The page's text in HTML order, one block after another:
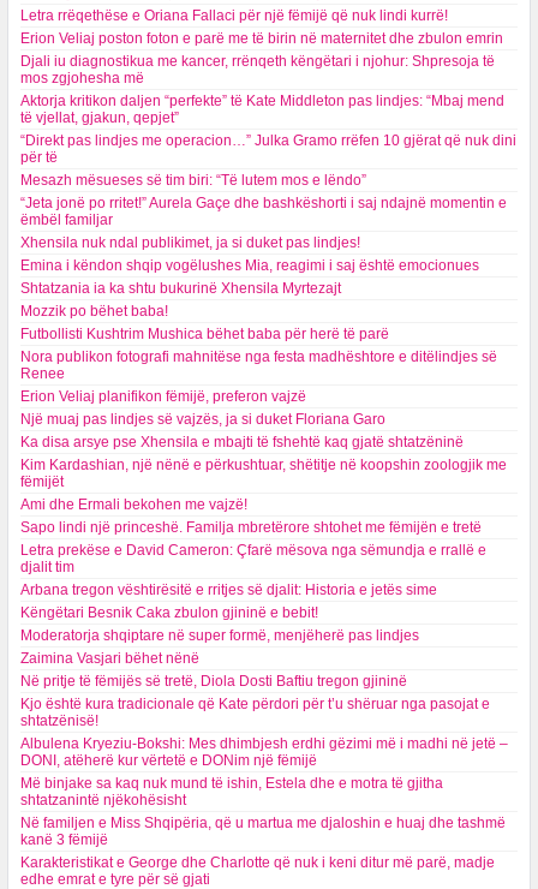
Letra rrëqethëse e Oriana Fallaci për një fëmijë që nuk lindi kurrë!
Erion Veliaj poston foton e parë me të birin në maternitet dhe zbulon emrin
Djali iu diagnostikua me kancer, rrënqeth këngëtari i njohur: Shpresoja të
mos zgjohesha më
Aktorja kritikon daljen “perfekte” të Kate Middleton pas lindjes: “Mbaj mend
të vjellat, gjakun, qepjet”
“Direkt pas lindjes me operacion…” Julka Gramo rrëfen 10 gjërat që nuk dini
për të
Mesazh mësueses së tim biri: “Të lutem mos e lëndo”
“Jeta jonë po rritet!” Aurela Gaçe dhe bashkëshorti i saj ndajnë momentin e
ëmbël familjar
Xhensila nuk ndal publikimet, ja si duket pas lindjes!
Emina i këndon shqip vogëlushes Mia, reagimi i saj është emocionues
Shtatzania ia ka shtu bukurinë Xhensila Myrtezajt
Mozzik po bëhet baba!
Futbollisti Kushtrim Mushica bëhet baba për herë të parë
Nora publikon fotografi mahnitëse nga festa madhështore e ditëlindjes së
Renee
Erion Veliaj planifikon fëmijë, preferon vajzë
Një muaj pas lindjes së vajzës, ja si duket Floriana Garo
Ka disa arsye pse Xhensila e mbajti të fshehtë kaq gjatë shtatzëninë
Kim Kardashian, një nënë e përkushtuar, shëtitje në koopshin zoologjik me
fëmijët
Ami dhe Ermali bekohen me vajzë!
Sapo lindi një princeshë. Familja mbretërore shtohet me fëmijën e tretë
Letra prekëse e David Cameron: Çfarë mësova nga sëmundja e rrallë e
djalit tim
Arbana tregon vështirësitë e rritjes së djalit: Historia e jetës sime
Këngëtari Besnik Caka zbulon gjininë e bebit!
Moderatorja shqiptare në super formë, menjëherë pas lindjes
Zaimina Vasjari bëhet nënë
Në pritje të fëmijës së tretë, Diola Dosti Baftiu tregon gjininë
Kjo është kura tradicionale që Kate përdori për t’u shëruar nga pasojat e
shtatzënisë!
Albulena Kryeziu-Bokshi: Mes dhimbjesh erdhi gëzimi më i madhi në jetë –
DONI, atëherë kur vërtetë e DONim një fëmijë
Më binjake sa kaq nuk mund të ishin, Estela dhe e motra të gjitha
shtatzanintë njëkohësisht
Në familjen e Miss Shqipëria, që u martua me djaloshin e huaj dhe tashmë
kanë 3 fëmijë
Karakteristikat e George dhe Charlotte që nuk i keni ditur më parë, madje
edhe emrat e tyre për së gjati